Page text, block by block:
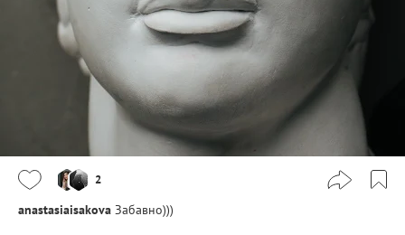
2
anastasiaisakova Забавно)))